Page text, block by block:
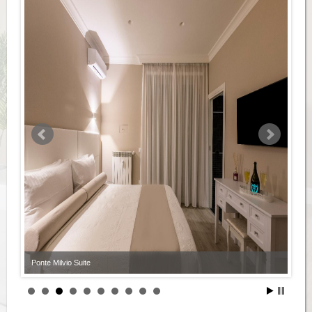
Ponte Milvio Suite